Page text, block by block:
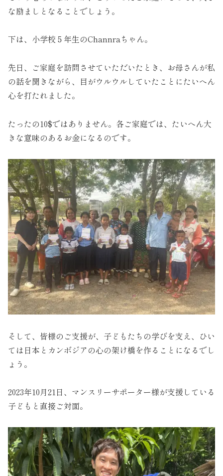
な励ましとなることでしょう。
下は、小学校５年生のChannraちゃん。
先日、ご家庭を訪問させていただいたとき、お母さんが私
の話を聞きながら、目がウルウルしていたことにたいへん
心を打たれました。
たったの10$ではありません。各ご家庭では、たいへん大
きな意味のあるお金になるのです。
そして、皆様のご支援が、子どもたちの学びを支え、ひい
ては日本とカンボジアの心の架け橋を作ることになるでし
ょう。
2023年10月21日、マンスリーサポーター様が支援している
子どもと直接ご対面。